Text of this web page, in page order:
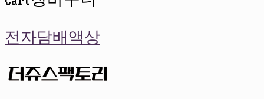
전자담배액상